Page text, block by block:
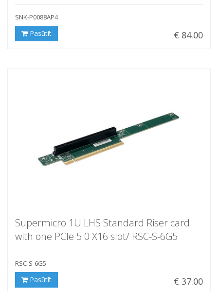
SNK-P0088AP4
€ 84.00
Pasūtīt
Supermicro 1U LHS Standard Riser card
with one PCIe 5.0 X16 slot/ RSC-S-6G5
RSC-S-6G5
€ 37.00
Pasūtīt